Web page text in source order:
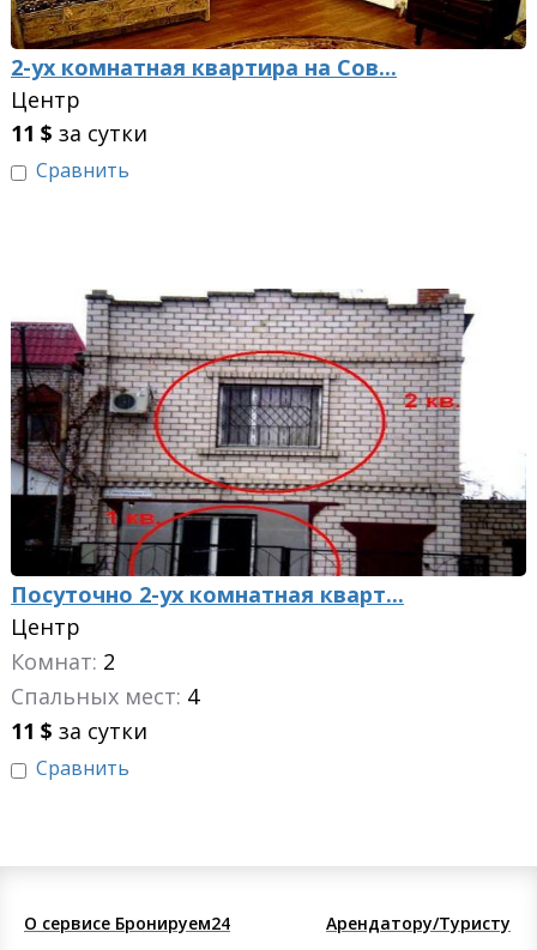
2-ух комнатная квартира на Сов...
Центр
11 $ за сутки
Сравнить
Посуточно 2-ух комнатная кварт...
Центр
Комнат: 2
Спальных мест: 4
11 $ за сутки
Сравнить
О сервисе Бронируем24
Арендатору/Туристу